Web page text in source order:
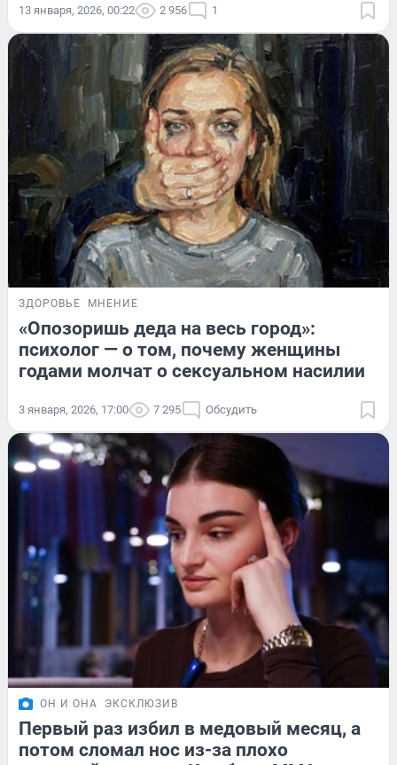
13 января, 2026, 00:22 2 956 1
ЗДОРОВЬЕ МНЕНИЕ
«Опозоришь деда на весь город»:
психолог — о том, почему женщины
годами молчат о сексуальном насилии
3 января, 2026, 17:00 7 295 Обсудить
ОН И ОНА ЭКСКЛЮЗИВ
Первый раз избил в медовый месяц, а
потом сломал нос из-за плохо